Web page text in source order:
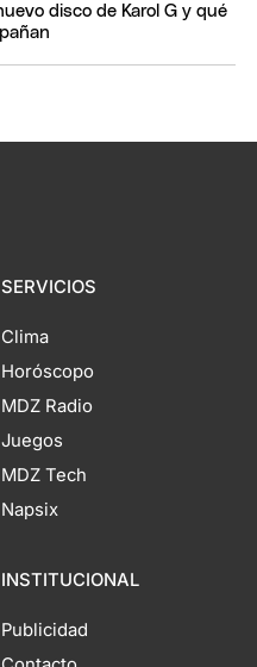
disco de Karol G y qué
SERVICIOS
Clima
Horóscopo
MDZ Radio
Juegos
MDZ Tech
Napsix
INSTITUCIONAL
Publicidad